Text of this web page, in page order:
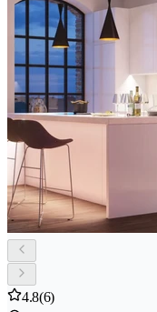
4.8(6)